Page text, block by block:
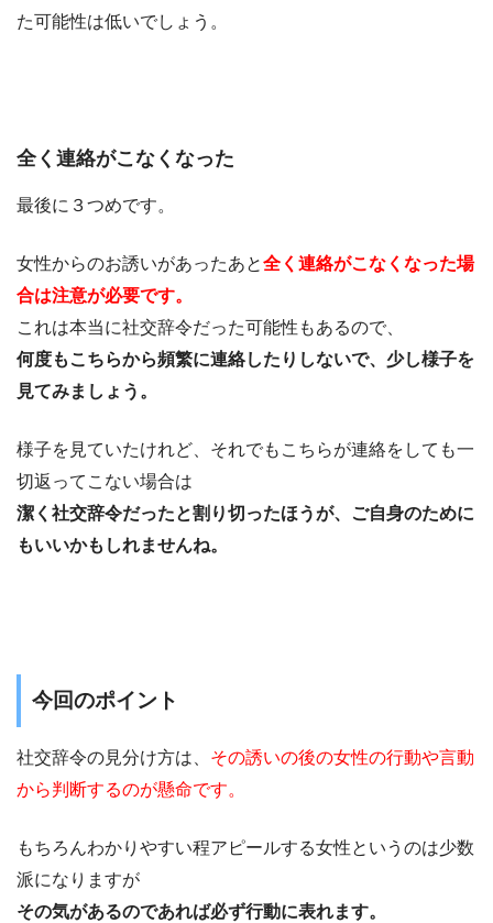
た可能性は低いでしょう。
全く連絡がこなくなった
最後に３つめです。
女性からのお誘いがあったあと全く連絡がこなくなった場
合は注意が必要です。
これは本当に社交辞令だった可能性もあるので、
何度もこちらから頻繁に連絡したりしないで、少し様子を
見てみましょう。
様子を見ていたけれど、それでもこちらが連絡をしても一
切返ってこない場合は
潔く社交辞令だったと割り切ったほうが、ご自身のために
もいいかもしれませんね。
今回のポイント
社交辞令の見分け方は、 その誘いの後の女性の行動や言動
から判断するのが懸命です。
もちろんわかりやすい程アピールする女性というのは少数
派になりますが
その気があるのであれば必ず行動に表れます。